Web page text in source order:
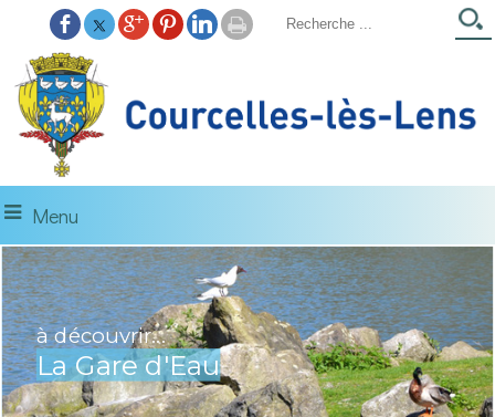
Menu
à découvrir...
La Gare d'Eau